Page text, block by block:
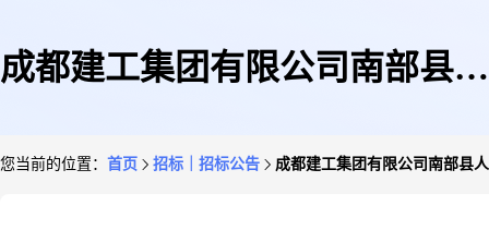
成都建工集团有限公司南部县人
您当前的位置： 首页 招标｜招标公告 成都建工集团有限公司南部县